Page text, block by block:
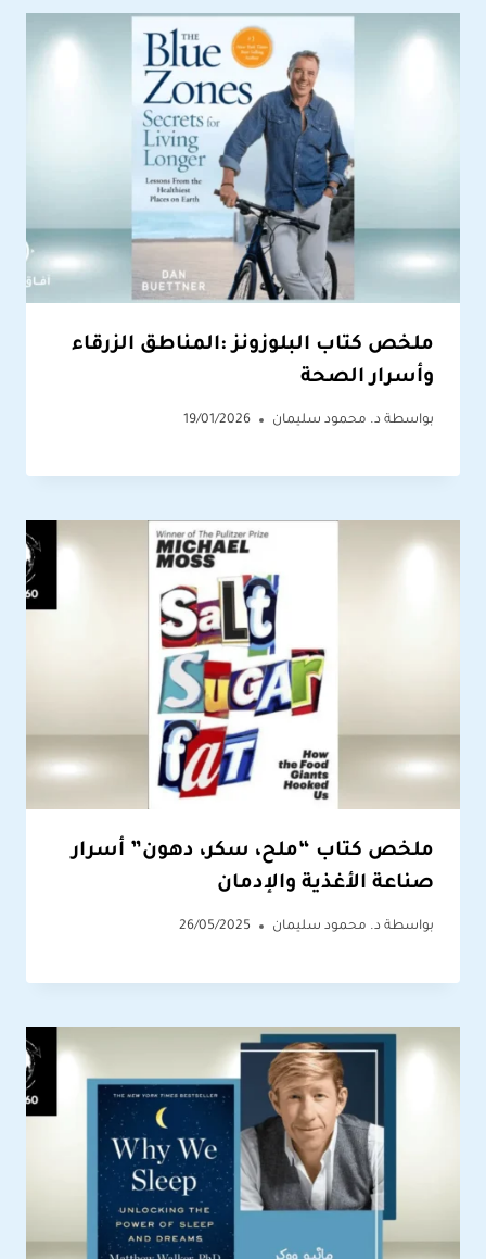
ملخص كتاب البلوزونز :المناطق الزرقاء
وأسرار الصحة
بواسطة د. محمود سليمان 19/01/2026
ملخص كتاب “ملح، سكر، دهون” أسرار
صناعة الأغذية والإدمان
بواسطة د. محمود سليمان 26/05/2025